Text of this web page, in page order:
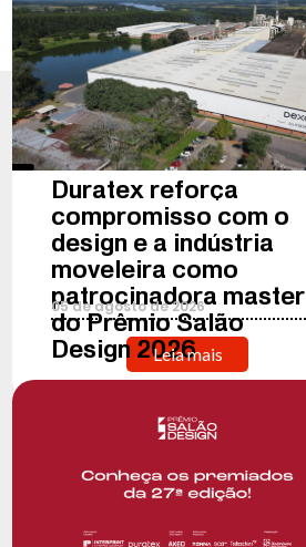
Duratex reforça
compromisso com o
design e a indústria
moveleira como
patrocinadora master
do Prêmio Salão
Design 2026
05deagostode2026
Leia mais